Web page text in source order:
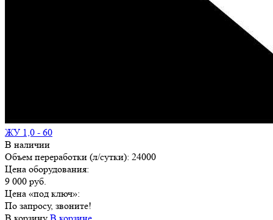
ЖУ 1,0 - 60
В наличии
Объем переработки (л/сутки): 24000
Цена оборудования:
9 000 руб.
Цена «под ключ»:
По запросу, звоните!